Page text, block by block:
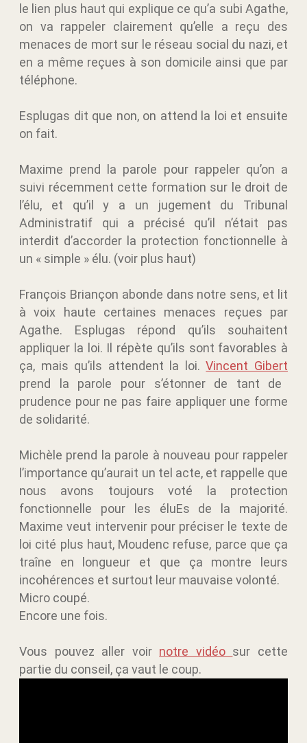
le lien plus haut qui explique ce qu’a subi Agathe,
on va rappeler clairement qu’elle a reçu des
menaces de mort sur le réseau social du nazi, et
en a même reçues à son domicile ainsi que par
téléphone.
Esplugas dit que non, on attend la loi et ensuite
on fait.
Maxime prend la parole pour rappeler qu’on a
suivi récemment cette formation sur le droit de
l’élu, et qu’il y a un jugement du Tribunal
Administratif qui a précisé qu’il n’était pas
interdit d’accorder la protection fonctionnelle à
un « simple » élu. (voir plus haut)
François Briançon abonde dans notre sens, et lit
à voix haute certaines menaces reçues par
Agathe. Esplugas répond qu’ils souhaitent
appliquer la loi. Il répète qu’ils sont favorables à
ça, mais qu’ils attendent la loi.Vincent Gibert
prend la parole pour s’étonner de tant de
prudence pour ne pas faire appliquer une forme
de solidarité.
Michèle prend la parole à nouveau pour rappeler
l’importance qu’aurait un tel acte, et rappelle que
nous avons toujours voté la protection
fonctionnelle pour les éluEs de la majorité.
Maxime veut intervenir pour préciser le texte de
loi cité plus haut, Moudenc refuse, parce que ça
traîne en longueur et que ça montre leurs
incohérences et surtout leur mauvaise volonté.
Micro coupé.
Encore une fois.
Vous pouvez aller voir notre vidéo sur cette
partie du conseil, ça vaut le coup.